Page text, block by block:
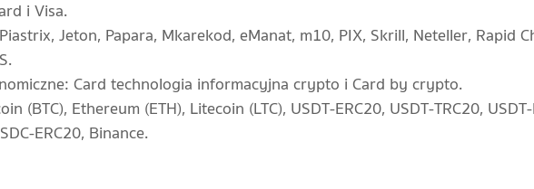
i Visa.
Jeton, Papara, Mkarekod, eManat, m10, PIX, Skrill, Neteller, Rapid
Card technologia informacyjna crypto i Card by crypto.
(BTC), Ethereum (ETH), Litecoin (LTC), USDT-ERC20, USDT-TRC20,
ERC20, Binance.